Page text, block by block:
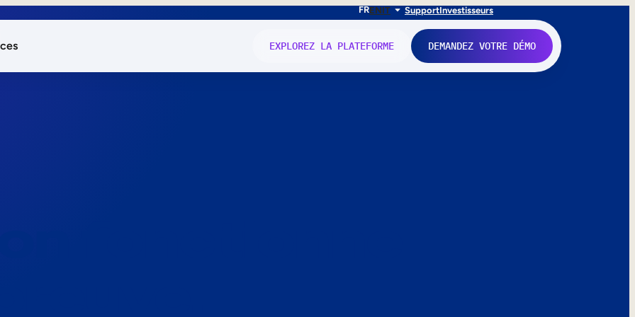
FRENIT SupportInvestisseurs
EXPLOREZ LA PLATEFORME DEMANDEZ VOTRE DÉMO